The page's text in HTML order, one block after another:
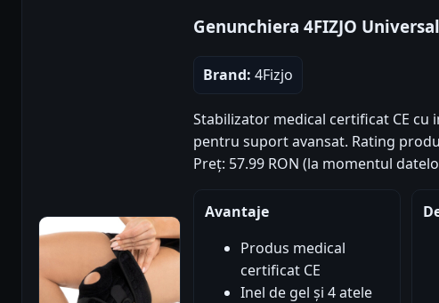
Genunchiera 4FIZJO
Brand: 4Fizjo
Stabilizator medical certificat CE cu
pentru suport avansat. Rating
Preț: 57.99 RON (la momentul
Avantaje
Produs medical
certificat CE
Inel de gel și 4 atele